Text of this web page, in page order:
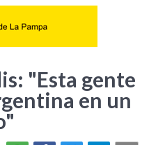
"Esta gente
en un